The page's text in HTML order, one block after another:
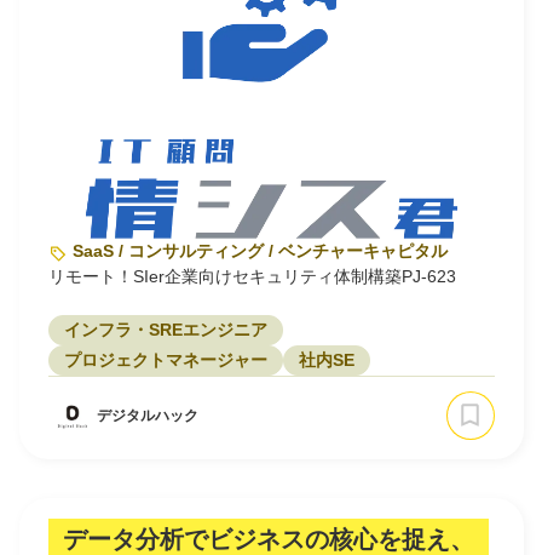
SaaS / コンサルティング / ベンチャーキャピタル
リモート！SIer企業向けセキュリティ体制構築PJ‐623
インフラ・SREエンジニア
プロジェクトマネージャー
社内SE
デジタルハック
データ分析でビジネスの核心を捉え、